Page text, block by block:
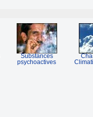
Substances
psychoactives